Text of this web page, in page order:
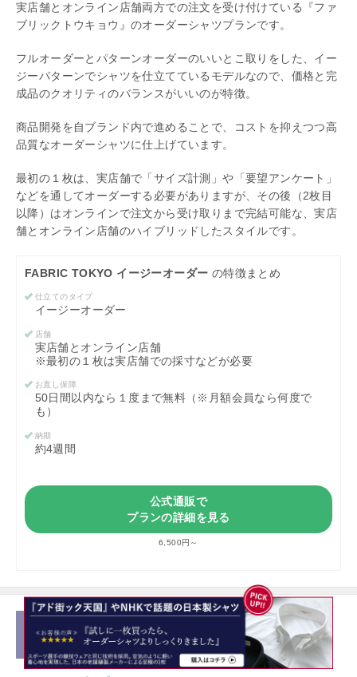
実店舗とオンライン店舗両方での注文を受け付けている『ファ
ブリックトウキョウ』のオーダーシャツプランです。
フルオーダーとパターンオーダーのいいとこ取りをした、イー
ジーパターンでシャツを仕立てているモデルなので、価格と完
成品のクオリティのバランスがいいのが特徴。
商品開発を自ブランド内で進めることで、コストを抑えつつ高
品質なオーダーシャツに仕上げています。
最初の１枚は、実店舗で「サイズ計測」や「要望アンケート」
などを通してオーダーする必要がありますが、その後（2枚目
以降）はオンラインで注文から受け取りまで完結可能な、実店
舗とオンライン店舗のハイブリッドしたスタイルです。
FABRIC TOKYO イージーオーダー の特徴まとめ
仕立てのタイプ
イージーオーダー
店舗
実店舗とオンライン店舗
※最初の１枚は実店舗での採寸などが必要
お直し保障
50日間以内なら１度まで無料（※月額会員なら何度で
も）
納期
約4週間
公式通販で
プランの詳細を見る
6,500円～
イージーケア性にこだわったワイシャツ
のオーダープラン